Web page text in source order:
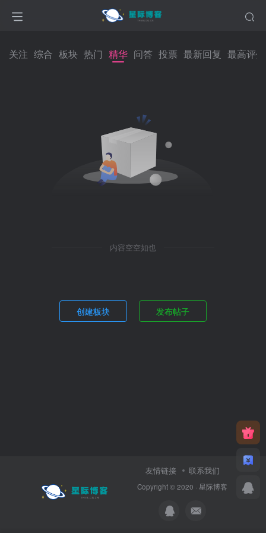
关注 综合 板块 热门 精华 问答 投票 最新回复 最高评分
内容空空如也
创建板块 发布帖子
友情链接 联系我们
Copyright © 2020 ·星际博客